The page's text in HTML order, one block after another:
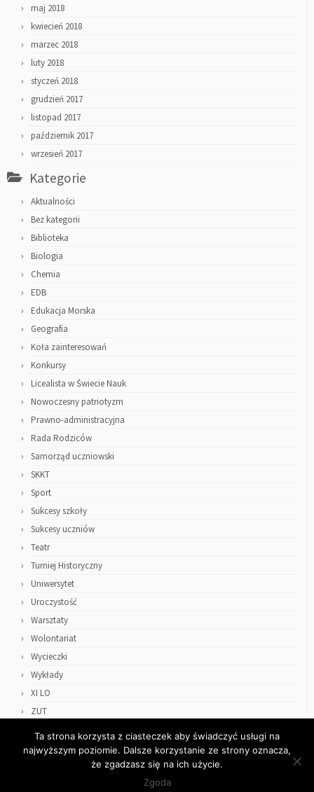
maj 2018
kwiecień 2018
marzec 2018
luty 2018
styczeń 2018
grudzień 2017
listopad 2017
październik 2017
wrzesień 2017
Kategorie
Aktualności
Bez kategorii
Biblioteka
Biologia
Chemia
EDB
Edukacja Morska
Geografia
Koła zainteresowań
Konkursy
Licealista w Świecie Nauk
Nowoczesny patriotyzm
Prawno-administracyjna
Rada Rodziców
Samorząd uczniowski
SKKT
Sport
Sukcesy szkoły
Sukcesy uczniów
Teatr
Turniej Historyczny
Uniwersytet
Uroczystość
Warsztaty
Wolontariat
Wycieczki
Wykłady
XI LO
ZUT
© 2026ZSO4
Ta strona korzysta z ciasteczek aby świadczyć usługi na
najwyższym poziomie. Dalsze korzystanie ze strony oznacza,
że zgadzasz się na ich użycie.
Zgoda